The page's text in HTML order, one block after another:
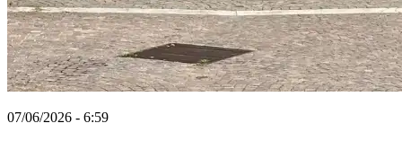
07/06/2026 - 6:59